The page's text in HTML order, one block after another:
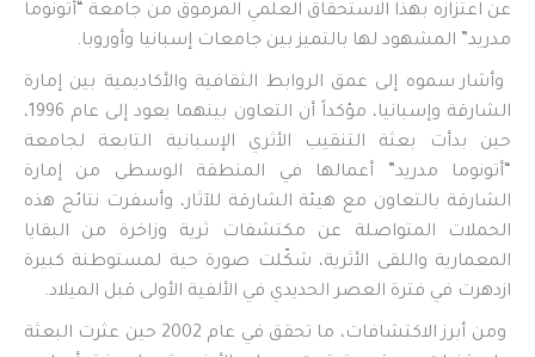
عن اعتزازه بهذا الاستحقاق العلمي المرموق من جامعة “أتونوما
مدريد” المشهود لها بالتميز بين جامعات إسبانيا وأوروبا.
وأشار سموه إلى عمق الروابط الثقافية والأكاديمية بين إمارة
الشارقة وإسبانيا، مؤكداً أن التعاون بينهما يعود إلى عام 1996،
حين بدأت بعثة التنقيب الأثري الإسبانية التابعة لجامعة
“أتونوما مدريد” أعمالها في المنطقة الوسطى من إمارة
الشارقة بالتعاون مع هيئة الشارقة للآثار، وأسفرت نتائج هذه
الحملات المتواصلة عن مكتشفات ثرية وزاخرة من البقايا
المعمارية واللقى الأثرية، شكّلت صورة حية لمستوطنة كبيرة
ازدهرت في فترة العصر الحديدي في الألفية الأولى قبل الميلاد.
ومن أبرز الاكتشافات، ما تحقق في عام 2002 حين عثرت البعثة